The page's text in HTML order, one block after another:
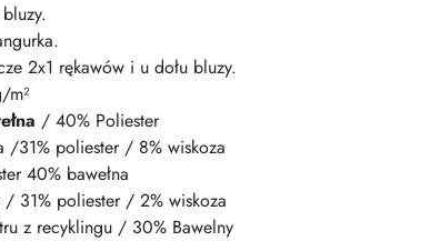
2x1 rękawów i u dołu bluzy.
m²
/ 40% Poliester
/31% poliester / 8% wiskoza
40% bawełna
/ 31% poliester / 2% wiskoza
z recyklingu / 30% Bawelny